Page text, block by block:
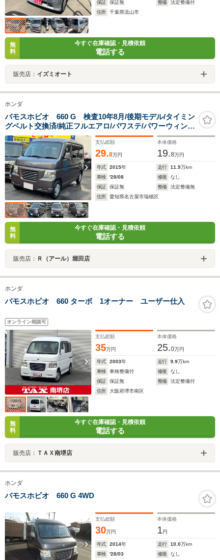
保証
保証無 整備
法定整備付
住所
千葉県流山市
無
料
今すぐ在庫確認・見積依頼
電話する
販売店： イズミオート
ホンダ
バモスホビオ 660 G 検査10年8月/後期モデル/タイミン
グベルト交換済/純正フルエアロ/パワステ/パワーウィンド
ウ/エアコン/オートマ車両
支払総額
29.8万円
本体価格
19.8万円
年式 2015年 走行 11.9万km
車検
'28/08 修復
なし
保証
保証無 整備
法定整備無
住所
愛知県名古屋市瑞穂区
無
料
今すぐ在庫確認・見積依頼
電話する
販売店： Ｒ（アール）堀田店
ホンダ
バモスホビオ 660 ターボ 1オーナー ユーザー仕入
オンライン相談可
支払総額
35万円
本体価格
25.0万円
年式 2003年 走行 9.9万km
車検
車検整備付 修復
なし
保証
保証無 整備
法定整備付
住所
大阪府堺市南区
無
料
今すぐ在庫確認・見積依頼
電話する
販売店： ＴＡＸ南堺店
ホンダ
バモスホビオ 660 G 4WD
支払総額
30万円
本体価格
1円
年式 2014年 走行 10.0万km
車検
'28/03 修復
なし